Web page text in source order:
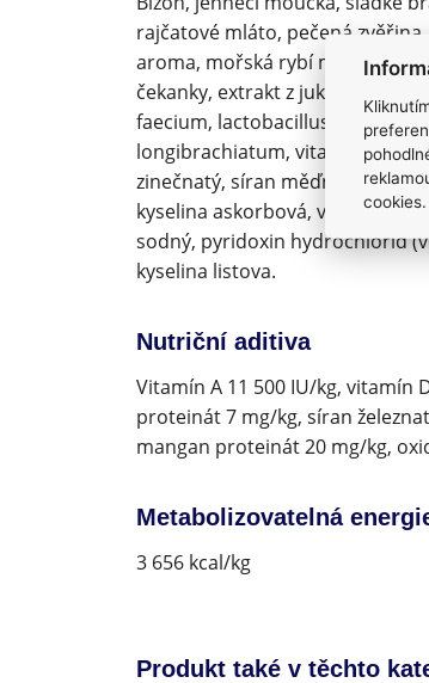
rajčatové mláto, pečená
aroma, mořská rybí moučka,
čekanky, extrakt z juky, rajčata,
faecium, lactobacillus
longibrachiatum, vitamin E,
zinečnatý, síran měďnatý, jodid
kyselina askorbová, vitamin A,
sodný, pyridoxin hydrochlorid
kyselina listova.
Nutriční aditiva
Vitamín A 11 500 IU/kg, vitamín
proteinát 7 mg/kg, síran
mangan proteinát 20 mg/kg,
Metabolizovatelná
3 656 kcal/kg
Produkt také v těchto